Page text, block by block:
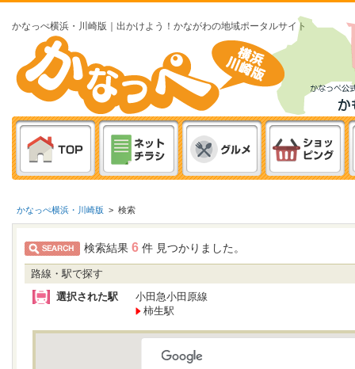
かなっぺ横浜・川崎版｜出かけよう！かながわの地域ポータルサイト
かなっぺ横浜・川崎版 > 検索
検索結果 6 件 見つかりました。
路線・駅で探す
選択された駅
小田急小田原線
柿生駅